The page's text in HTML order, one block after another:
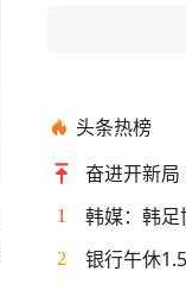
头条热榜
奋进开新
1 韩媒：韩
2 银行午休